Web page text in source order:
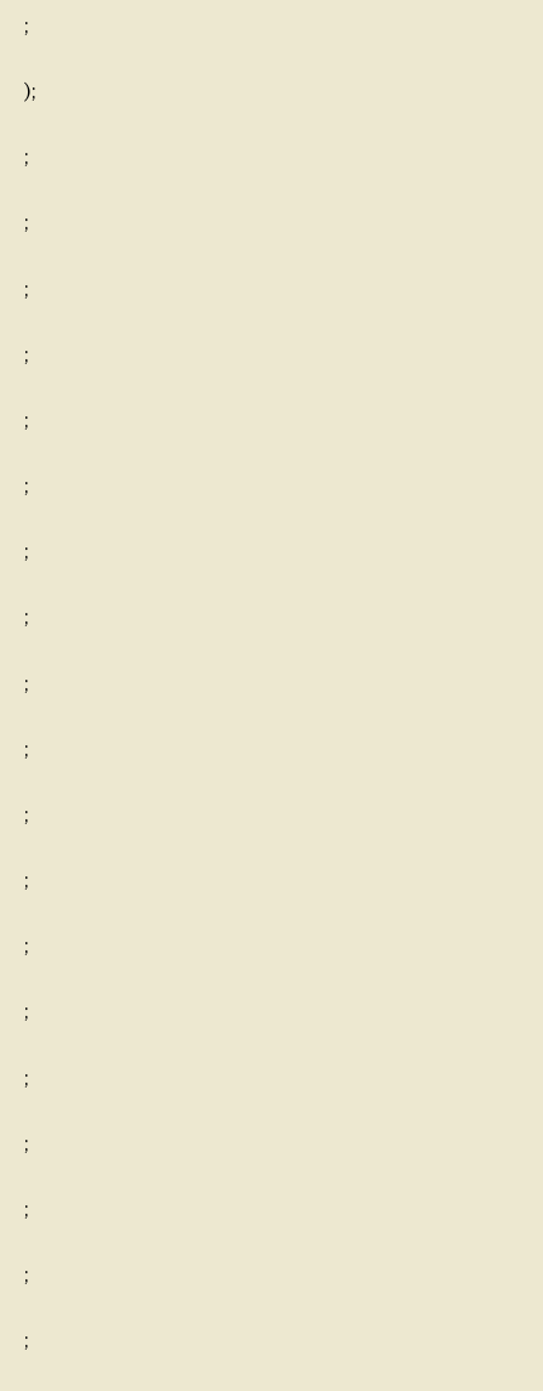
;
);
;
;
;
;
;
;
;
;
;
;
;
;
;
;
;
;
;
;
;